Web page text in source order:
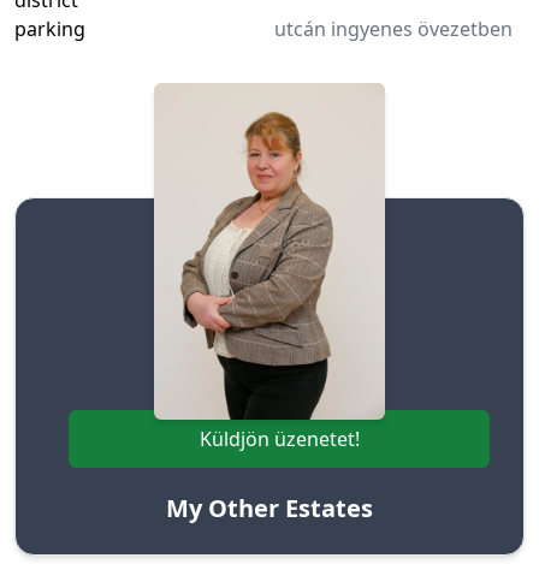
parking
utcán ingyenes övezetben
Szepezdi Helga
+36706384999
Küldjön üzenetet!
My Other Estates